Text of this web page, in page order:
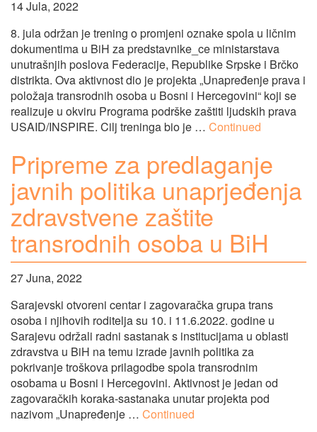
14 Jula, 2022
8. jula održan je trening o promjeni oznake spola u ličnim
dokumentima u BiH za predstavnike_ce ministarstava
unutrašnjih poslova Federacije, Republike Srpske i Brčko
distrikta. Ova aktivnost dio je projekta „Unapređenje prava i
položaja transrodnih osoba u Bosni i Hercegovini“ koji se
realizuje u okviru Programa podrške zaštiti ljudskih prava
USAID/INSPIRE. Cilj treninga bio je … Continued
Pripreme za predlaganje
javnih politika unaprjeđenja
zdravstvene zaštite
transrodnih osoba u BiH
27 Juna, 2022
Sarajevski otvoreni centar i zagovaračka grupa trans
osoba i njihovih roditelja su 10. i 11.6.2022. godine u
Sarajevu održali radni sastanak s institucijama u oblasti
zdravstva u BiH na temu izrade javnih politika za
pokrivanje troškova prilagodbe spola transrodnim
osobama u Bosni i Hercegovini. Aktivnost je jedan od
zagovaračkih koraka-sastanaka unutar projekta pod
nazivom „Unapređenje … Continued